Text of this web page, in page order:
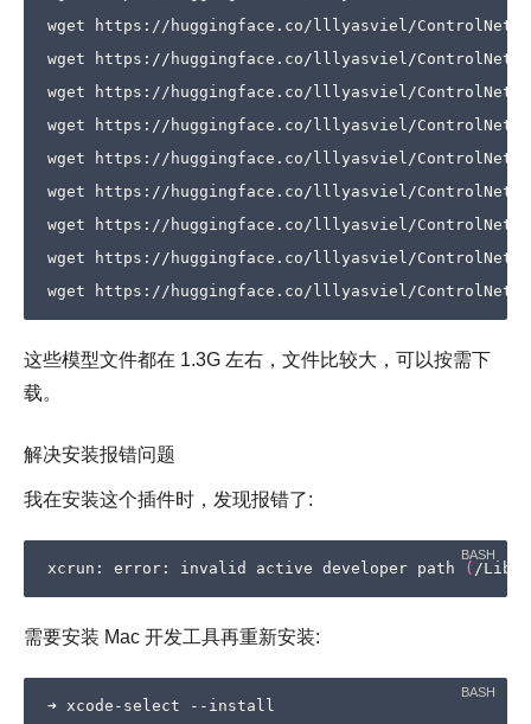
wget https://huggingface.co/lllyasviel/ControlNet-
wget https://huggingface.co/lllyasviel/ControlNet-
wget https://huggingface.co/lllyasviel/ControlNet-
wget https://huggingface.co/lllyasviel/ControlNet-
wget https://huggingface.co/lllyasviel/ControlNet-
wget https://huggingface.co/lllyasviel/ControlNet-
wget https://huggingface.co/lllyasviel/ControlNet-
wget https://huggingface.co/lllyasviel/ControlNet-
这些模型文件都在 1.3G 左右，文件比较大，可以按需下
载。
解决安装报错问题
我在安装这个插件时，发现报错了:
xcrun: error: invalid active developer path ( /
需要安装 Mac 开发工具再重新安装:
➜ xcode-select --install